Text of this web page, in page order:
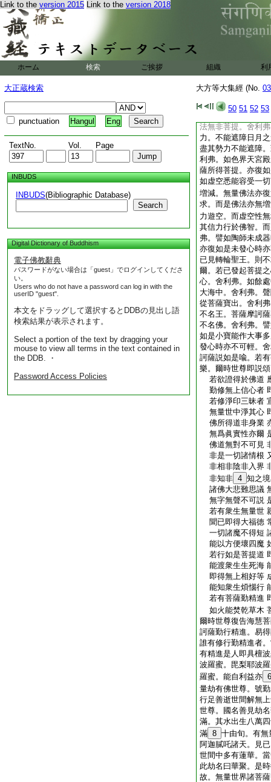
Link to the version 2015 Link to the version 2018
ホーム 検索 ご挨拶 組織 利
大正蔵検索
punctuation Hangul Eng
TextNo. Vol. Page
INBUDS
INBUDS(Bibliographic Database)
Search
Digital Dictionary of Buddhism
電子佛教辭典
パスワードがない場合は「guest」でログインしてくださ
い。
Users who do not have a password can log in with the
userID "guest".
本文をドラッグして選択するとDDBの見出し語
検索結果が表示されます。
Select a portion of the text by dragging your
mouse to view all terms in the text contained in
the DDB. ・
Password Access Policies
大方等大集經 (No.
50 51 52 53
地差別得種種味。
復如是。隨衆生根
樹下有金泥。是金
薩初發菩提金泥心
弗。如薄福人不遇
種諸善根。則不能
蔗子則無種種石蜜
無種種三寶諸味。
是言。天下所有無
法無非菩提。舍利
力。不能遮障日月
盡其勢力不能遮障
利弗。如色界天宮
薩所得菩提。亦復
如虚空悉能容受一
増減。無量佛法亦
求。而是佛法亦無
力遊空。而虚空性
其信力行於佛智。
弗。譬如陶師未成
亦復如是未發心時
已見轉輪聖王。則
爾。若已發起菩提
心。舍利弗。如餘
大海中。舍利弗。
從菩薩寶出。舍利
不名王。菩薩摩訶
不名佛。舍利弗。
如是小寶能作大事
發心時亦不可輕。
訶薩説如是喩。若
樂。爾時世尊即説
若欲證得於佛道
勤修無上信心者
若修淨印三昧者
無量世中淨其心
佛所得道非身業
無爲眞實性亦爾
佛道無對不可見
非是一切諸情根
非相非陰非入界
非知非 4 知之
諸佛大悲難思議
無字無聲不可説
若有衆生無量世
聞已即得大福徳
一切諸魔不得短
能以方便壞四魔
若行如是菩提道
能渡衆生生死海
即得無上相好等
能知衆生煩惱行
若有菩薩勤精進
如火能焚乾草木
爾時世尊復告海慧
訶薩勤行精進。易
誰有修行勤精進者
有精進是人即具檀
波羅蜜。毘梨耶波
羅蜜。能自利益亦 6
量劫有佛世尊。號
行足善逝世間解無
世尊。國名善見劫
滿。其水出生八萬
滿 8 十由旬。有無
阿迦膩吒諸天。見
世間中多有蓮華。
此劫名曰華聚。是
故。無量世界諸菩